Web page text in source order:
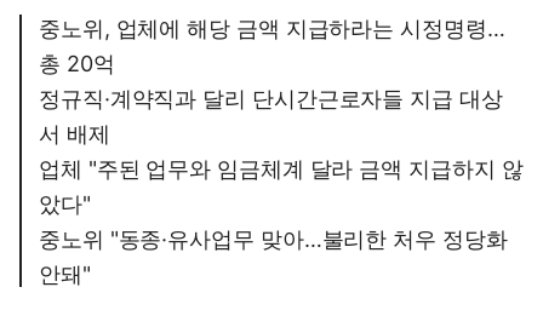
중노위, 업체에 해당 금액 지급하라는 시정명령…
총 20억
정규직·계약직과 달리 단시간근로자들 지급 대상
서 배제
업체 "주된 업무와 임금체계 달라 금액 지급하지 않
았다"
중노위 "동종·유사업무 맞아…불리한 처우 정당화
안돼"